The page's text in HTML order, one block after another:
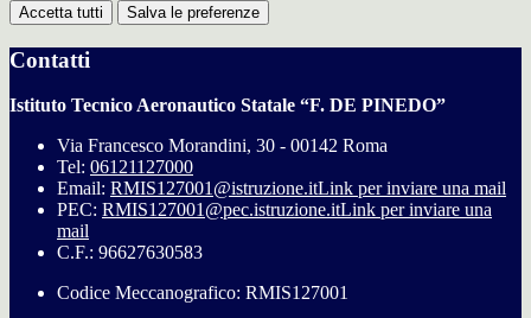
Accetta tutti Salva le preferenze
Contatti
Istituto Tecnico Aeronautico Statale “F. DE PINEDO”
Via Francesco Morandini, 30 - 00142 Roma
Tel: 06121127000
Email: RMIS127001@istruzione.itLink per inviare una mail
PEC: RMIS127001@pec.istruzione.itLink per inviare una
mail
C.F.: 96627630583
Codice Meccanografico: RMIS127001